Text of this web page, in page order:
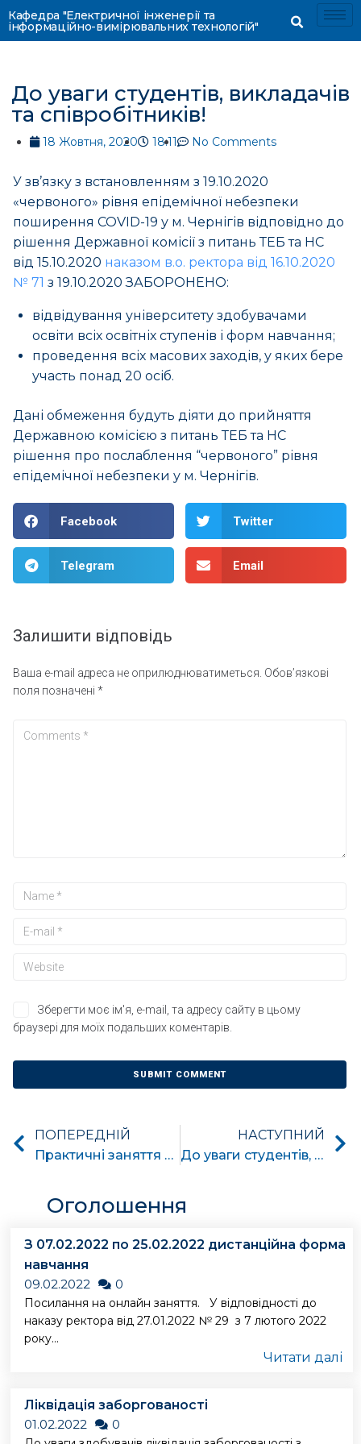
Кафедра "Електричної інженерії та
інформаційно-вимірювальних технологій"
До уваги студентів, викладачів
та співробітників!
18 Жовтня, 2020 18:11 No Comments
У зв’язку з встановленням з 19.10.2020
«червоного» рівня епідемічної небезпеки
поширення COVID-19 у м. Чернігів відповідно до
рішення Державної комісії з питань ТЕБ та НС
від 15.10.2020 наказом в.о. ректора від 16.10.2020
№ 71 з 19.10.2020 ЗАБОРОНЕНО:
відвідування університету здобувачами
освіти всіх освітніх ступенів і форм навчання;
проведення всіх масових заходів, у яких бере
участь понад 20 осіб.
Дані обмеження будуть діяти до прийняття
Державною комісією з питань ТЕБ та НС
рішення про послаблення “червоного” рівня
епідемічної небезпеки у м. Чернігів.
Facebook Twitter
Telegram Email
Залишити відповідь
Ваша e-mail адреса не оприлюднюватиметься. Обов’язкові
поля позначені *
Зберегти моє ім'я, e-mail, та адресу сайту в цьому
браузері для моїх подальших коментарів.
ПОПЕРЕДНІЙ
Практичні заняття студентів на діючій підстанції 110/35/10кВ “Березна”
НАСТУПНИЙ
До уваги студентів, викладачів та співробітників!
Оголошення
З 07.02.2022 по 25.02.2022 дистанційна форма
навчання
09.02.2022
0
Посилання на онлайн заняття. У відповідності до
наказу ректора від 27.01.2022 № 29 з 7 лютого 2022
року...
Читати далі
Ліквідація заборгованості
01.02.2022
0